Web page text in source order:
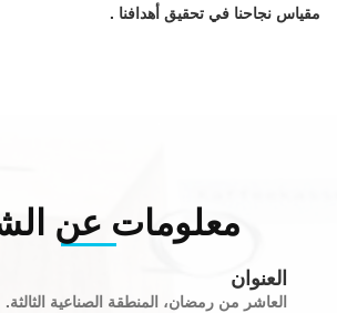
مقياس نجاحنا في تحقيق أهدافنا .
معلومات عن
العنوان
العاشر من رمضان، المنطقة الصناعية الثالثة.